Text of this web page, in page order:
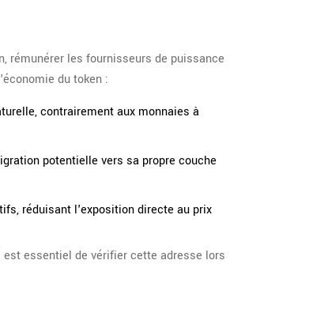
rémunérer les fournisseurs de puissance
du token :
contrairement aux monnaies à
potentielle vers sa propre couche
réduisant l'exposition directe au prix
est essentiel de vérifier cette adresse lors